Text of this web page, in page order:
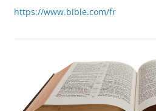
https://www.bible.com/fr